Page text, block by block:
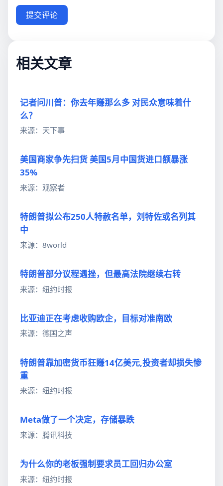
提交评论
相关文章
记者问川普：你去年赚那么多 对民众意味着什
么？
来源：天下事
美国商家争先扫货 美国5月中国货进口额暴涨
35%
来源：观察者
特朗普拟公布250人特赦名单，刘特佐或名列其
中
来源：8world
特朗普部分议程遇挫，但最高法院继续右转
来源：纽约时报
比亚迪正在考虑收购欧企，目标对准南欧
来源：德国之声
特朗普靠加密货币狂赚14亿美元,投资者却损失惨
重
来源：纽约时报
Meta做了一个决定，存储暴跌
来源：腾讯科技
为什么你的老板强制要求员工回归办公室
来源：纽约时报